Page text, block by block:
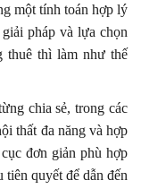
một tính toán hợp lý
pháp và lựa chọn
thuê thì làm như thế
chia sẻ, trong các
thất đa năng và hợp
đơn giản phù hợp
quyết để dẫn đến